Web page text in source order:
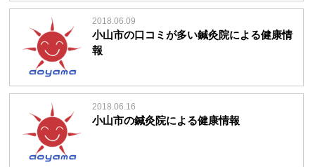
2018.06.09
小山市の口コミが多い鍼灸院による健康情
報
2018.06.16
小山市の鍼灸院による健康情報